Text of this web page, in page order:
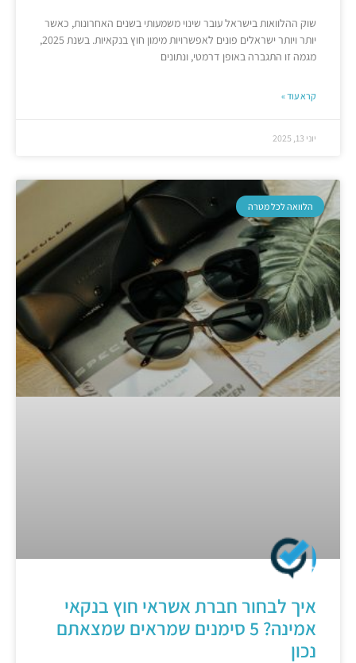
שוק ההלוואות בישראל עובר שינוי משמעותי בשנים האחרונות, כאשר
יותר ויותר ישראלים פונים לאפשרויות מימון חוץ בנקאיות. בשנת 2025,
מגמה זו התגברה באופן דרמטי, ונתונים
קרא עוד »
יוני 13, 2025
הלוואה לכל מטרה
איך לבחור חברת אשראי חוץ בנקאי
אמינה? 5 סימנים שמראים שמצאתם
נכון